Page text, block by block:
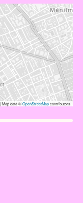
|Map data ©OpenStreetMapcontributors